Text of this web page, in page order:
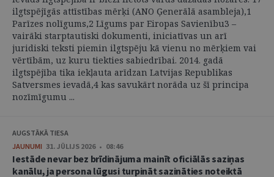
ilgtspējīgās attīstības mērķi (ANO Ģenerālā asambleja),1
Parīzes nolīgums,2 Līgums par Eiropas Savienību3 –
vairāki starptautiski dokumenti, iniciatīvas un arī
juridiski teksti piemin ilgtspēju kā vienu no mērķiem vai
vērtībām, uz kuru tiekties sabiedrībai. 2014. gadā
ilgtspējība tika iekļauta arīdzan Latvijas Republikas
Satversmes ievadā,4 kas savukārt norāda uz šī principa
nozīmīgumu ...
AUGSTĀKĀ TIESA
JAUNUMI 31. JŪLIJS 2026 • 08:46
Iestāde nevar bez brīdinājuma mainīt oficiālās saziņas
kanālu, ja persona lūgusi turpināt sazināties noteiktā